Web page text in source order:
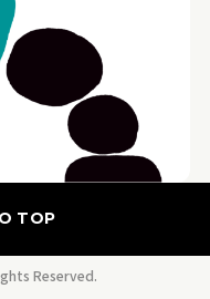
TOP
Reserved.